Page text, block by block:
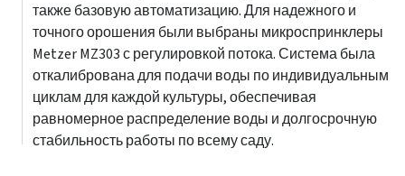
также базовую автоматизацию. Для надежного и
точного орошения были выбраны микроспринклеры
Metzer MZ303 с регулировкой потока. Система была
откалибрована для подачи воды по индивидуальным
циклам для каждой культуры, обеспечивая
равномерное распределение воды и долгосрочную
стабильность работы по всему саду.